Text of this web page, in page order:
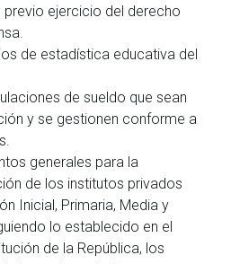
previo ejercicio del derecho
de estadística educativa del
de sueldo que sean
y se gestionen conforme a
generales para la
de los institutos privados
Inicial, Primaria, Media y
lo establecido en el
de la República, los